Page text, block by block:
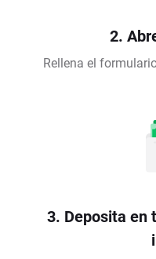
2.
Rellena el
3. Deposita en